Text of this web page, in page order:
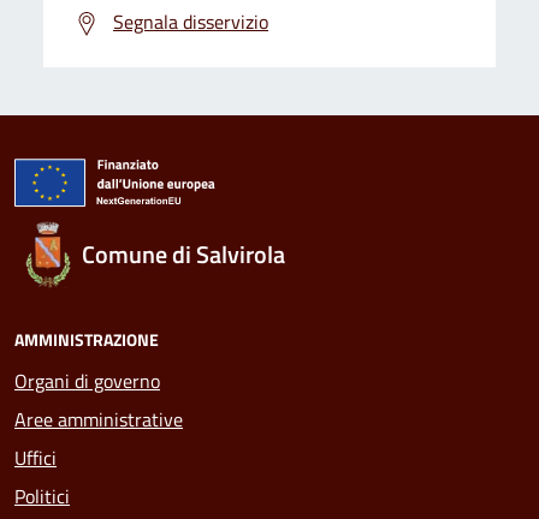
Segnala disservizio
Comune di Salvirola
AMMINISTRAZIONE
Organi di governo
Aree amministrative
Uffici
Politici